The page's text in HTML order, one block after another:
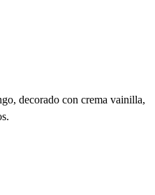
decorado con crema vainilla,